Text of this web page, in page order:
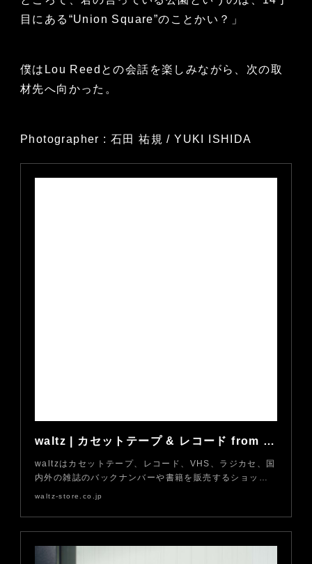
目にある“Union Square”のことかい？」
僕はLou Reedとの会話を楽しみながら、次の取
材先へ向かった。
Photographer : 石田 祐規 / YUKI ISHIDA
waltz | カセットテープ & レコード from 中目黒
waltzはカセットテープ、レコード、VHS、ラジカセ、国
内外の雑誌のバックナンバーや書籍を販売するショッ…
waltz-store.co.jp